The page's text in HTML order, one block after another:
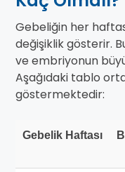
Gebeliğin her
değişiklik gösterir.
ve embriyonun
Aşağıdaki tablo
göstermektedir:
Gebelik Haftası